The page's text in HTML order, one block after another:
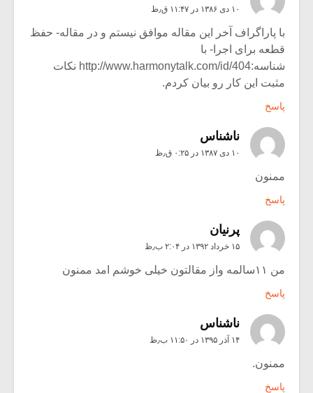
۱۰ دی ۱۳۸۶ در ۱۱:۴۷ ق٫ظ
با پاراگراف آخر این مقاله موافق نیستم و در مقاله- حفظ
قطعه برای اجرا- با
شناسه:http://www.harmonytalk.com/id/404 نکات
مثبت این کار رو بیان کردم.
پاسخ
ناشناس
۱۰ دی ۱۳۸۷ در ۰:۲۵ ق٫ظ
ممنون
پاسخ
پرنیان
۱۵ خرداد ۱۳۹۲ در ۲:۰۴ ب٫ظ
من ۱۱سالمه واز مقالتون خیلی خوشم امد ممنون
پاسخ
ناشناس
۱۴ آذر ۱۳۹۵ در ۱۱:۵۰ ب٫ظ
ممنون.
پاسخ